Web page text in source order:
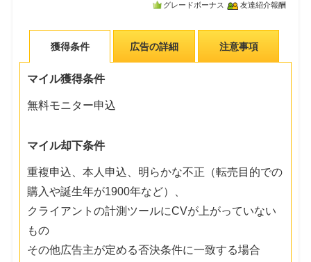
グレードボーナス 友達紹介報酬
獲得条件 広告の詳細 注意事項
マイル獲得条件
無料モニター申込
マイル却下条件
重複申込、本人申込、明らかな不正（転売目的での
購入や誕生年が1900年など）、
クライアントの計測ツールにCVが上がっていない
もの
その他広告主が定める否決条件に一致する場合